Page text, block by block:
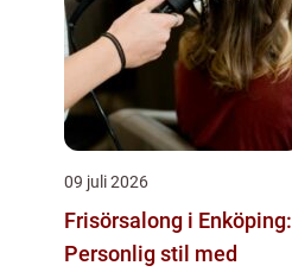
09 juli 2026
Frisörsalong i Enköping:
Personlig stil med